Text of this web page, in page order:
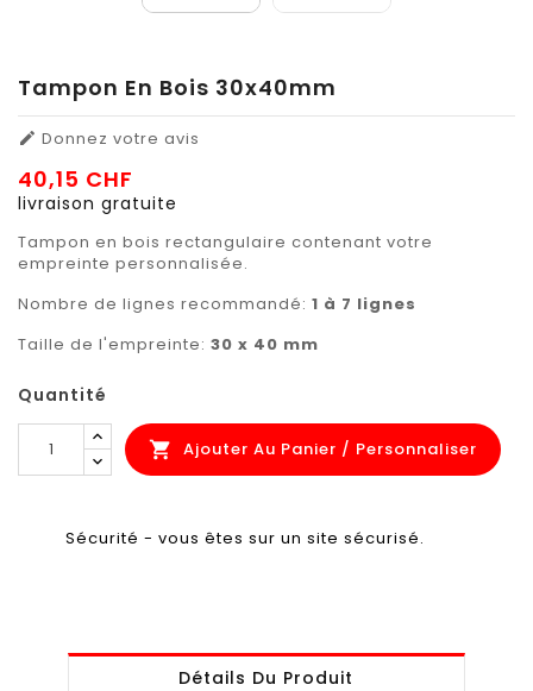
Tampon En Bois 30x40mm
 Donnez votre avis
40,15 CHF
livraison gratuite
Tampon en bois rectangulaire contenant votre
empreinte personnalisée.
Nombre de lignes recommandé: 1 à 7 lignes
Taille de l'empreinte: 30 x 40 mm
Quantité
 Ajouter Au Panier / Personnaliser
Sécurité - vous êtes sur un site sécurisé.
Détails Du Produit